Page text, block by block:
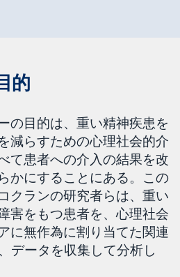
的
の目的は、重い精神疾患を
減らすための心理社会的介
て患者への介入の結果を改
かにすることにある。この
クランの研究者らは、重い
害をもつ患者を、心理社会
に無作為に割り当てた関連
データを収集して分析し